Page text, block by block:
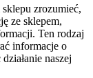
zrozumieć,
ze sklepem,
Ten rodzaj
informacje o
naszej